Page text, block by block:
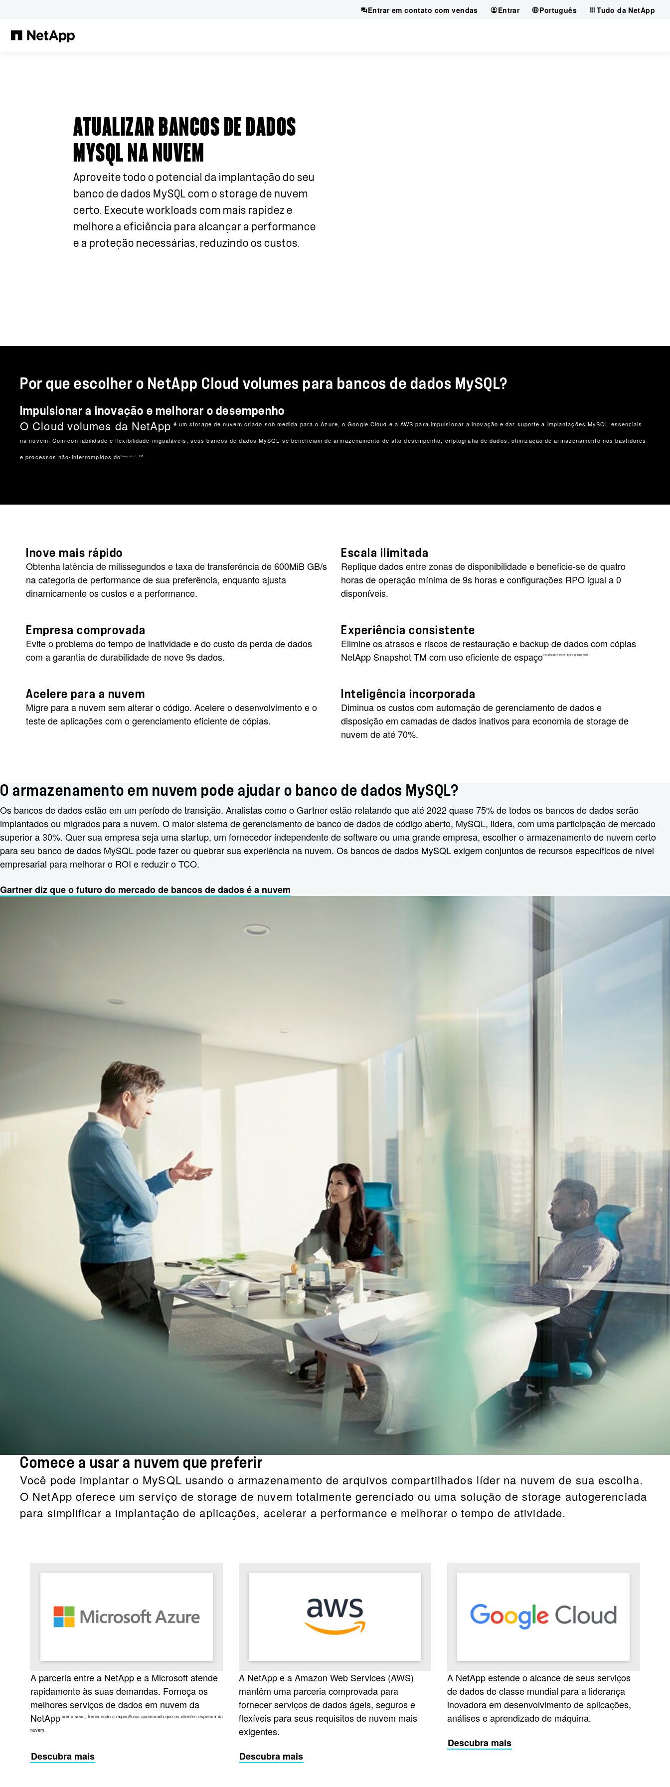
Entrar em contato com vendas Entrar Português Tudo da NetApp
ATUALIZAR BANCOS DE DADOS
MYSQL NA NUVEM
Aproveite todo o potencial da implantação do seu
banco de dados MySQL com o storage de nuvem
certo. Execute workloads com mais rapidez e
melhore a eficiência para alcançar a performance
e a proteção necessárias, reduzindo os custos.
Por que escolher o NetApp Cloud volumes para bancos de dados MySQL?
Impulsionar a inovação e melhorar o desempenho
O Cloud volumes da NetApp é um storage de nuvem criado sob medida para o Azure, o Google Cloud e a AWS para impulsionar a inovação e dar suporte a implantações MySQL essenciais
na nuvem. Com confiabilidade e flexibilidade inigualáveis, seus bancos de dados MySQL se beneficiam de armazenamento de alto desempenho, criptografia de dados, otimização de armazenamento nos bastidores
e processos não-interrompidos doSnapshot TM.
Inove mais rápido
Obtenha latência de milissegundos e taxa de transferência de 600MiB GB/s
na categoria de performance de sua preferência, enquanto ajusta
dinamicamente os custos e a performance.
Escala ilimitada
Replique dados entre zonas de disponibilidade e beneficie-se de quatro
horas de operação mínima de 9s horas e configurações RPO igual a 0
disponíveis.
Empresa comprovada
Evite o problema do tempo de inatividade e do custo da perda de dados
com a garantia de durabilidade de nove 9s dados.
Experiência consistente
Elimine os atrasos e riscos de restauração e backup de dados com cópias
NetApp Snapshot TM com uso eficiente de espaçoe replicação em nível de bloco disponível.
Acelere para a nuvem
Migre para a nuvem sem alterar o código. Acelere o desenvolvimento e o
teste de aplicações com o gerenciamento eficiente de cópias.
Inteligência incorporada
Diminua os custos com automação de gerenciamento de dados e
disposição em camadas de dados inativos para economia de storage de
nuvem de até 70%.
O armazenamento em nuvem pode ajudar o banco de dados MySQL?
Os bancos de dados estão em um período de transição. Analistas como o Gartner estão relatando que até 2022 quase 75% de todos os bancos de dados serão
implantados ou migrados para a nuvem. O maior sistema de gerenciamento de banco de dados de código aberto, MySQL, lidera, com uma participação de mercado
superior a 30%. Quer sua empresa seja uma startup, um fornecedor independente de software ou uma grande empresa, escolher o armazenamento de nuvem certo
para seu banco de dados MySQL pode fazer ou quebrar sua experiência na nuvem. Os bancos de dados MySQL exigem conjuntos de recursos específicos de nível
empresarial para melhorar o ROI e reduzir o TCO.
Gartner diz que o futuro do mercado de bancos de dados é a nuvem
Comece a usar a nuvem que preferir
Você pode implantar o MySQL usando o armazenamento de arquivos compartilhados líder na nuvem de sua escolha.
O NetApp oferece um serviço de storage de nuvem totalmente gerenciado ou uma solução de storage autogerenciada
para simplificar a implantação de aplicações, acelerar a performance e melhorar o tempo de atividade.
A parceria entre a NetApp e a Microsoft atende
rapidamente às suas demandas. Forneça os
melhores serviços de dados em nuvem da
NetApp como seus, fornecendo a experiência aprimorada que os clientes esperam da
nuvem.
Descubra mais
A NetApp e a Amazon Web Services (AWS)
mantêm uma parceria comprovada para
fornecer serviços de dados ágeis, seguros e
flexíveis para seus requisitos de nuvem mais
exigentes.
Descubra mais
A NetApp estende o alcance de seus serviços
de dados de classe mundial para a liderança
inovadora em desenvolvimento de aplicações,
análises e aprendizado de máquina.
Descubra mais